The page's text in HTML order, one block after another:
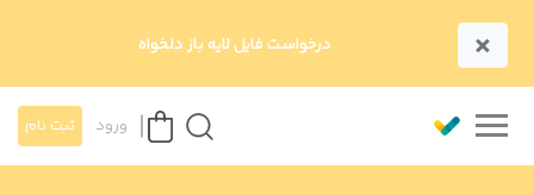
× درخواست فایل لایه باز دلخواه
ورود ثبت نام